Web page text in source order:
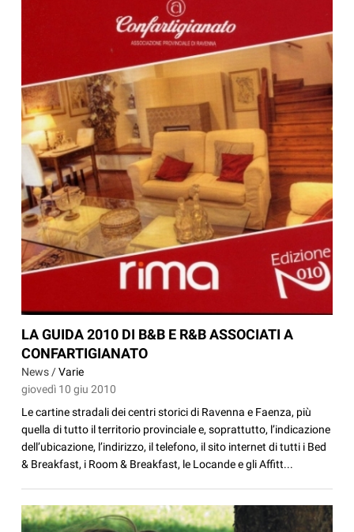
LA GUIDA 2010 DI B&B E R&B ASSOCIATI A
CONFARTIGIANATO
News /Varie
giovedì 10 giu 2010
Le cartine stradali dei centri storici di Ravenna e Faenza, più
quella di tutto il territorio provinciale e, soprattutto, l’indicazione
dell’ubicazione, l’indirizzo, il telefono, il sito internet di tutti i Bed
& Breakfast, i Room & Breakfast, le Locande e gli Affitt...